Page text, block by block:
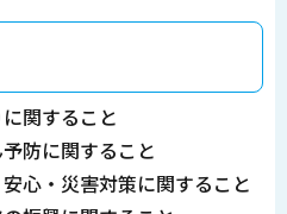
関すること
防に関すること
心・災害対策に関すること